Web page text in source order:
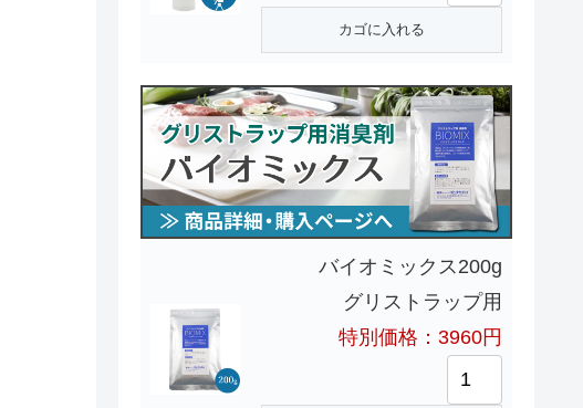
バイオミックス200g
グリストラップ用
特別価格：3960円